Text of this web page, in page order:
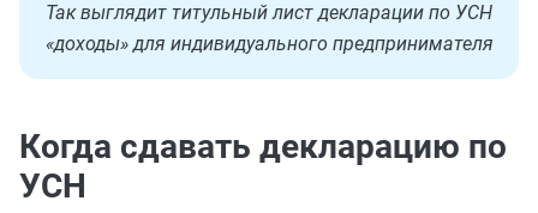
Так выглядит титульный лист декларации по УСН
«доходы» для индивидуального предпринимателя
Когда сдавать декларацию по
УСН